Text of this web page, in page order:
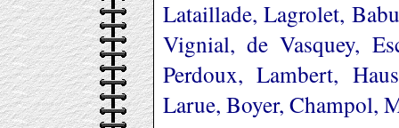
Lataillade, Lagrolet,
Vignial, de Vasquey,
Perdoux, Lambert,
Larue, Boyer, Champol,